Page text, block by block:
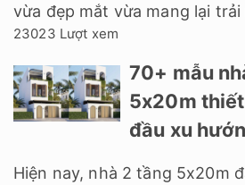
vừa đẹp mắt vừa mang lại
23023 Lượt xem
70+ mẫu
5x20m
đầu xu
Hiện nay, nhà 2 tầng 5x20m